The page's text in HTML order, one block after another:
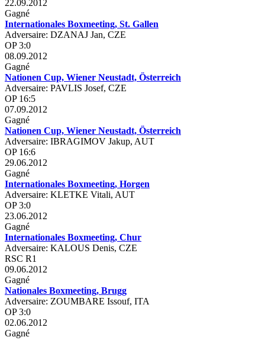
22.09.2012
Gagné
Internationales Boxmeeting, St. Gallen
Adversaire: DZANAJ Jan, CZE
OP 3:0
08.09.2012
Gagné
Nationen Cup, Wiener Neustadt, Österreich
Adversaire: PAVLIS Josef, CZE
OP 16:5
07.09.2012
Gagné
Nationen Cup, Wiener Neustadt, Österreich
Adversaire: IBRAGIMOV Jakup, AUT
OP 16:6
29.06.2012
Gagné
Internationales Boxmeeting, Horgen
Adversaire: KLETKE Vitali, AUT
OP 3:0
23.06.2012
Gagné
Internationales Boxmeeting, Chur
Adversaire: KALOUS Denis, CZE
RSC R1
09.06.2012
Gagné
Nationales Boxmeeting, Brugg
Adversaire: ZOUMBARE Issouf, ITA
OP 3:0
02.06.2012
Gagné